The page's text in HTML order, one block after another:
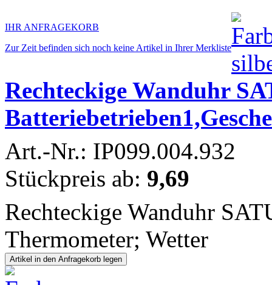
IHR ANFRAGEKORB
Zur Zeit befinden sich noch keine Artikel in Ihrer Merkliste
Rechteckige Wanduhr
Art.-Nr.: IP099.004.932
Stückpreis ab: 9,69
Rechteckige Wanduhr
Thermometer; Wetter